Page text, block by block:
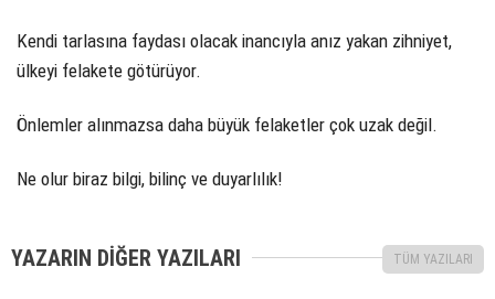
Kendi tarlasına faydası olacak inancıyla anız yakan zihniyet,
ülkeyi felakete götürüyor.
Önlemler alınmazsa daha büyük felaketler çok uzak değil.
Ne olur biraz bilgi, bilinç ve duyarlılık!
YAZARIN DİĞER YAZILARI TÜM YAZILARI